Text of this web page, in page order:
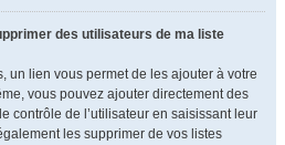
des utilisateurs de ma liste
un lien vous permet de les ajouter à votre
vous pouvez ajouter directement des
contrôle de l’utilisateur en saisissant leur
les supprimer de vos listes